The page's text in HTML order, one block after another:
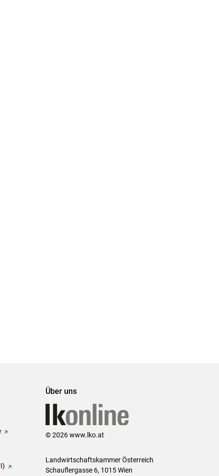
Über uns
© 2026 www.lko.at
Landwirtschaftskammer Österreich
Schauflergasse 6, 1015 Wien